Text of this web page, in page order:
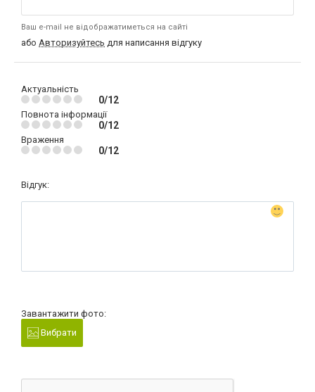
Ваш e-mail не відображатиметься на сайті
або Авторизуйтесь для написання відгуку
Актуальність
0/12
Повнота інформації
0/12
Враження
0/12
Відгук:
Завантажити фото:
Вибрати